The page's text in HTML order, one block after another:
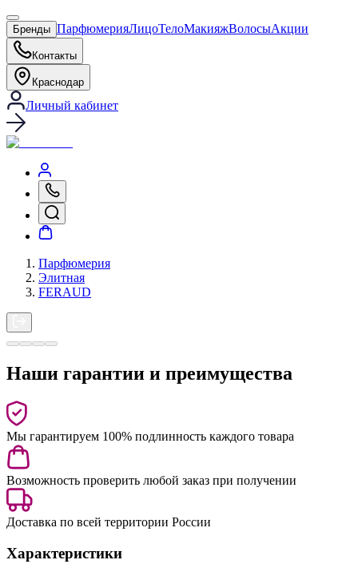
Бренды ПарфюмерияЛицоТелоМакияжВолосыАкции
Контакты
Краснодар
Личный кабинет
Парфюмерия
Элитная
FERAUD
Наши гарантии и преимущества
Мы гарантируем 100% подлинность каждого товара
Возможность проверить любой заказ при получении
Доставка по всей территории России
Характеристики